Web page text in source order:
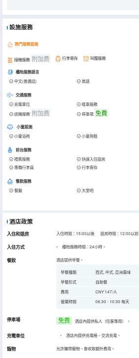
設施服務
熱門服務設施
接機服務 附加费 行李寄存 叫醒服務
櫃枱服務語言
中文(普通話) 英語
交通服務
充電車位 租車服務
送機服務 附加费 停車場 免費
小童設施
小童浴袍 小童拖鞋
前台服務
禮賓服務 快速入住退房
專職行李員
行李寄存
餐飲服務
餐廳 大堂吧
酒店政策
入住和退房 入住時間：15:00以後 退房時間：12:00以前
入住方式 櫃枱服務時間：24小時。
餐飲 酒店提供早餐。
早餐種類
西式, 中式, 亞洲風味
早餐形式
自助餐
費用
CNY 147/人
營業時間
06:30 - 10:30 每天
停車場 免费 酒店內提供私人（住客專用） 。
充電車位 • 酒店內提供充電樁，交流充電。
寵物 允許攜帶寵物，會收取額外費用。